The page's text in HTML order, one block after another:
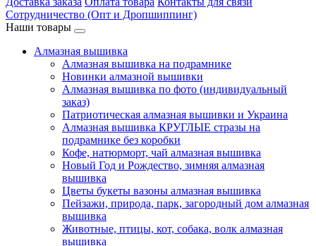
Сотрудничество (Опт и Дропшиппинг)
Наши товары
Алмазная вышивка
Алмазная вышивка на подрамнике
Новинки алмазной вышивки
Алмазная вышивка по фото (индивидуальный
заказ)
Патриотическая алмазная вышивки и Украина
Алмазная вышивка КРУГЛЫЕ стразы на
подрамнике без коробки
Кофе, натюрморт, чай алмазная вышивка
Новый Год и Рождество, зимняя алмазная
вышивка
Цветы букеты вазоны алмазная вышивка
Пейзажи, природа, парк, загородный дом алмазная
вышивка
Животные, птицы, кот, собака, волк алмазная
вышивка